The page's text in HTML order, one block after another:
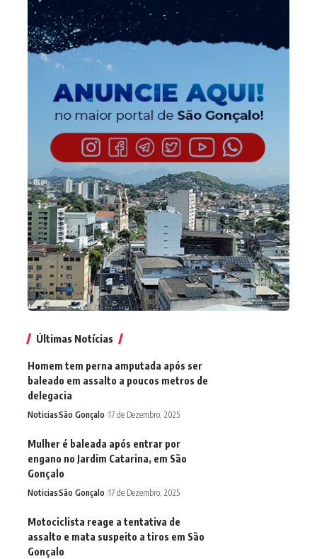
Últimas Notícias
Homem tem perna amputada após ser
baleado em assalto a poucos metros de
delegacia
NoticiasSão Gonçalo 17 de Dezembro, 2025
Mulher é baleada após entrar por
engano no Jardim Catarina, em São
Gonçalo
NoticiasSão Gonçalo 17 de Dezembro, 2025
Motociclista reage a tentativa de
assalto e mata suspeito a tiros em São
Gonçalo